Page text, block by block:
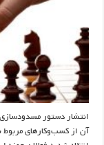
انتشار دستور
آن از کسب‌وکارهای مربوط